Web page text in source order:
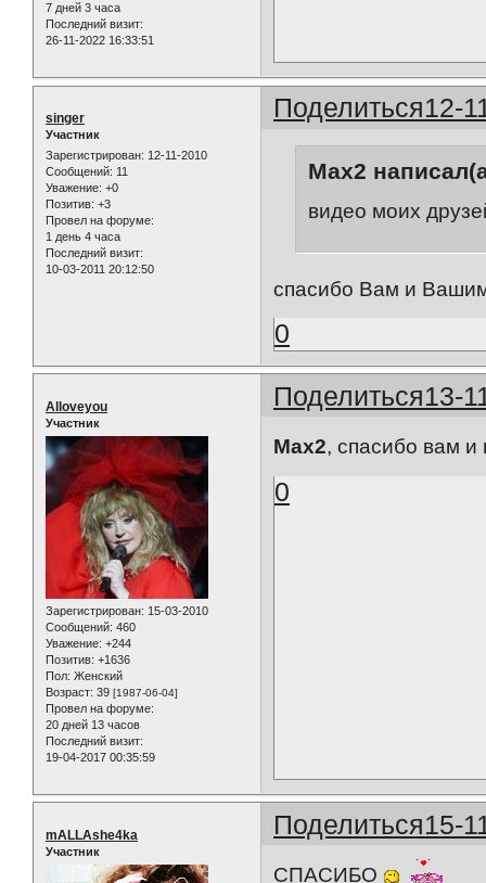
7 дней 3 часа
Последний визит:
26-11-2022 16:33:51
Поделиться12-
singer
Участник
Зарегистрирован: 12-11-2010
Сообщений: 11
Уважение: +0
Позитив: +3
Провел на форуме:
1 день 4 часа
Последний визит:
10-03-2011 20:12:50
Max2
видео моих
спасибо Вам и Вашим
0
Поделиться13-
Alloveyou
Участник
Зарегистрирован: 15-03-2010
Сообщений: 460
Уважение: +244
Позитив: +1636
Пол: Женский
Возраст: 39 [1987-06-04]
Провел на форуме:
20 дней 13 часов
Последний визит:
19-04-2017 00:35:59
Max2, спасибо вам
0
Поделиться15-
mALLAshe4ka
Участник
СПАСИБО